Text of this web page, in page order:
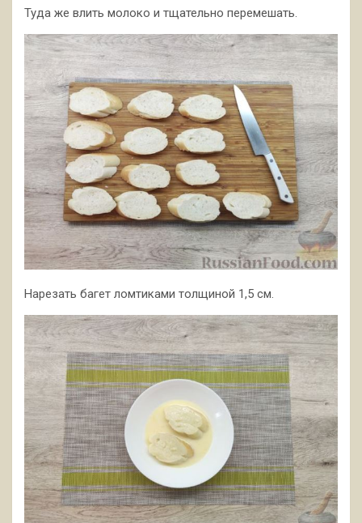
Туда же влить молоко и тщательно перемешать.
Нарезать багет ломтиками толщиной 1,5 см.